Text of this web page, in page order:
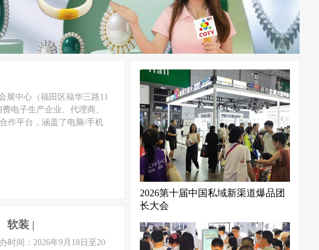
展中心（福田区福华三路11
电子生产企业、代理商、
作平台，涵盖了电脑/手机
软装 |
时间：2026年9月18日至20
2026第十届中国私域新渠道爆品团
长大会